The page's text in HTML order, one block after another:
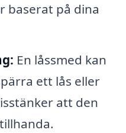
baserat på dina
En låssmed kan
ett lås eller
att den